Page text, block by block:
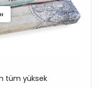
tüm yüksek